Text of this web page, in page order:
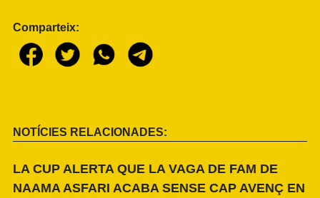
Comparteix:
NOTÍCIES RELACIONADES:
LA CUP ALERTA QUE LA VAGA DE FAM DE
NAAMA ASFARI ACABA SENSE CAP AVENÇ EN